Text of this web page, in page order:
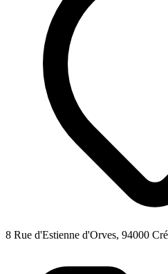
8 Rue d'Estienne d'Orves, 94000